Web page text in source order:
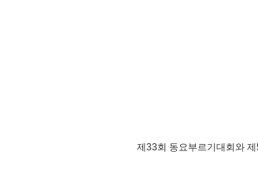
제33회 동요부르기대회와